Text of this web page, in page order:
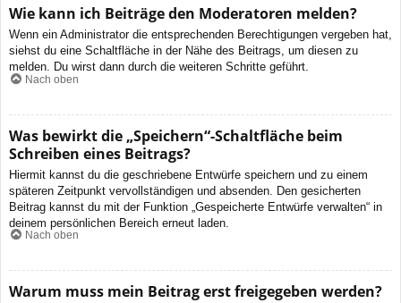
Wie kann ich Beiträge den Moderatoren melden?
Wenn ein Administrator die entsprechenden Berechtigungen vergeben hat,
siehst du eine Schaltfläche in der Nähe des Beitrags, um diesen zu
melden. Du wirst dann durch die weiteren Schritte geführt.
Nach oben
Was bewirkt die „Speichern“-Schaltfläche beim
Schreiben eines Beitrags?
Hiermit kannst du die geschriebene Entwürfe speichern und zu einem
späteren Zeitpunkt vervollständigen und absenden. Den gesicherten
Beitrag kannst du mit der Funktion „Gespeicherte Entwürfe verwalten“ in
deinem persönlichen Bereich erneut laden.
Nach oben
Warum muss mein Beitrag erst freigegeben werden?